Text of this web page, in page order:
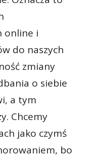
online i
do naszych
zmiany
o siebie
a tym
Chcemy
jako czymś
bo